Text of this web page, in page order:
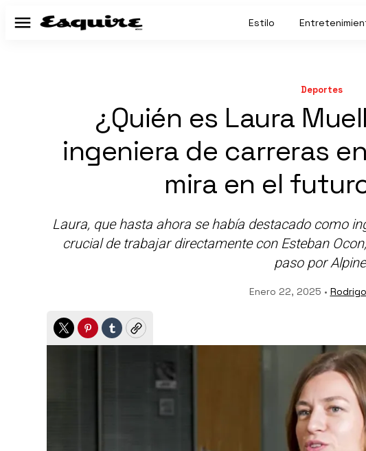
Menú Estilo
Deportes
¿Quién es Laura
ingeniera de carreras
mira en el
Laura, que hasta ahora se había destacado como
crucial de trabajar directamente con Esteban
paso por
Enero 22, 2025 •
TwitterPinterest
TumblrCopy